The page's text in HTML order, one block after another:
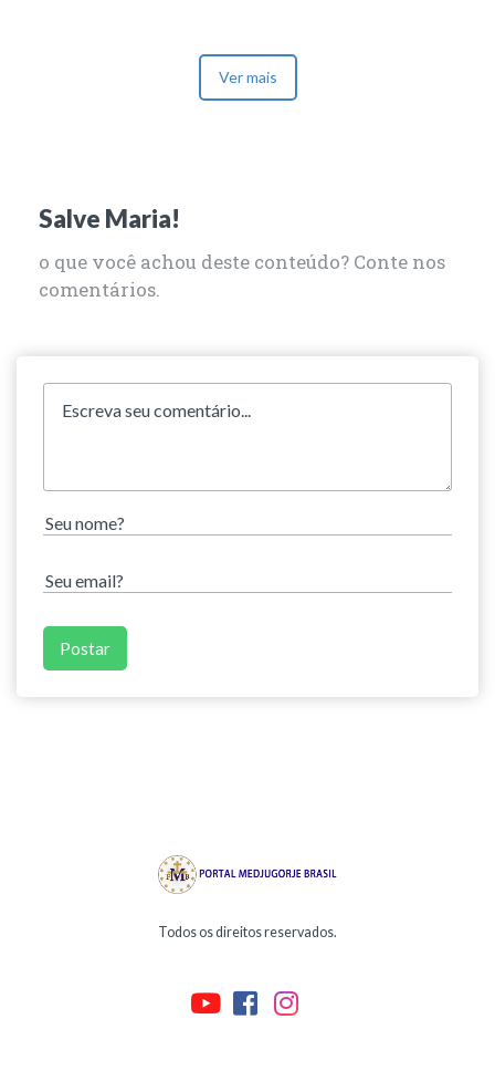
Ver mais
Salve Maria!
o que você achou deste conteúdo? Conte nos
comentários.
Todos os direitos reservados.